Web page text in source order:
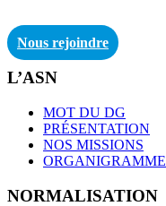
Nous rejoindre
L’ASN
MOT DU DG
PRÉSENTATION
NOS MISSIONS
ORGANIGRAMME
NORMALISATION